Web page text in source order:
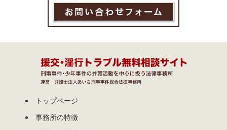
トップページ
事務所の特徴